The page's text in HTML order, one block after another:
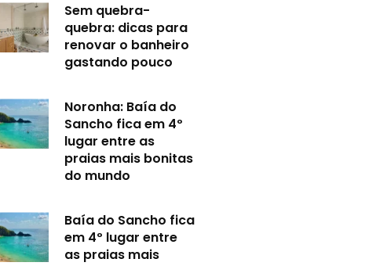
Sem quebra-
quebra: dicas para
renovar o banheiro
gastando pouco
Noronha: Baía do
Sancho fica em 4º
lugar entre as
praias mais bonitas
do mundo
Baía do Sancho fica
em 4º lugar entre
as praias mais